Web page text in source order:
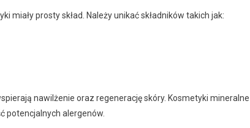
prosty skład. Należy unikać składników takich jak:
nawilżenie oraz regenerację skóry. Kosmetyki mineralne
potencjalnych alergenów.